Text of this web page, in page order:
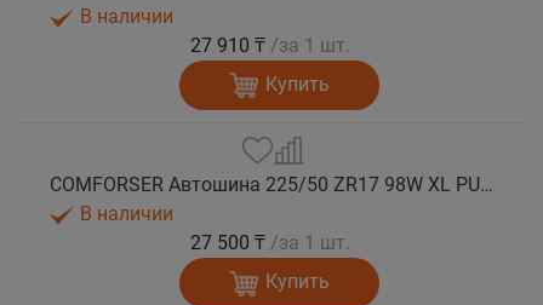
В наличии
27 910 ₸ /за 1 шт.
Купить
COMFORSER Автошина 225/50 ZR17 98W XL PURESPEED лето
В наличии
27 500 ₸ /за 1 шт.
Купить